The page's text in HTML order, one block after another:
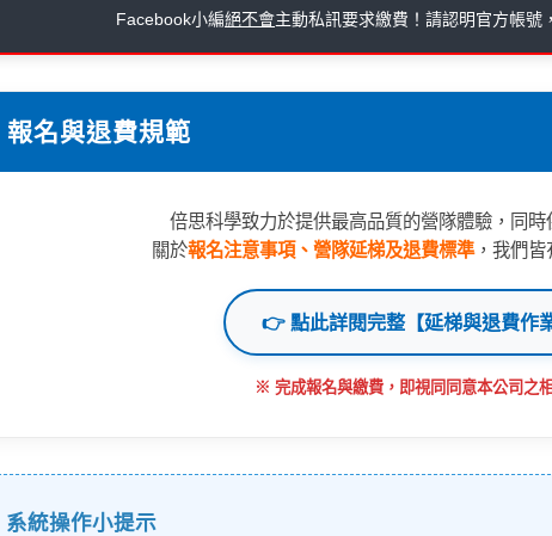
Facebook小編絕不會主動私訊要求繳費！請認明官方帳號
報名與退費規範
倍思科學致力於提供最高品質的營隊體驗，同時
關於報名注意事項、營隊延梯及退費標準，我們皆
👉 點此詳閱完整【延梯與退費作
※ 完成報名與繳費，即視同同意本公司之
系統操作小提示